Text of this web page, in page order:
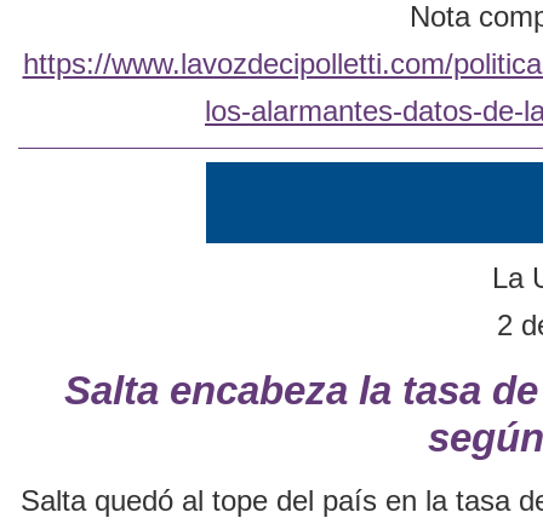
Nota
https://www.lavozdecipolletti.com/
los-alarmantes-datos-de-
La
2
Salta encabeza la tasa
Salta quedó al tope del país en la tasa